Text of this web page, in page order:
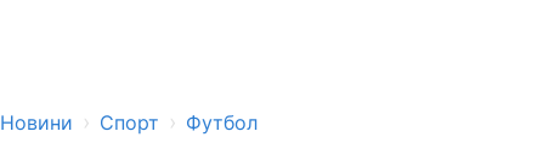
Новини › Спорт › Футбол